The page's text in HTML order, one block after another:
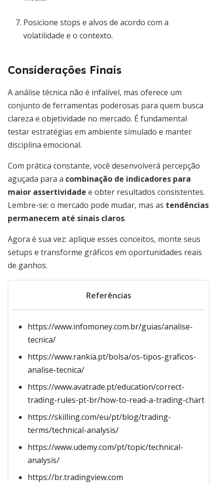
Posicione stops e alvos de acordo com a
volatilidade e o contexto.
Considerações Finais
A análise técnica não é infalível, mas oferece um
conjunto de ferramentas poderosas para quem busca
clareza e objetividade no mercado. É fundamental
testar estratégias em ambiente simulado e manter
disciplina emocional.
Com prática constante, você desenvolverá percepção
aguçada para a combinação de indicadores para
maior assertividade e obter resultados consistentes.
Lembre-se: o mercado pode mudar, mas as tendências
permanecem até sinais claros.
Agora é sua vez: aplique esses conceitos, monte seus
setups e transforme gráficos em oportunidades reais
de ganhos.
Referências
https://www.infomoney.com.br/guias/analise-
tecnica/
https://www.rankia.pt/bolsa/os-tipos-graficos-
analise-tecnica/
https://www.avatrade.pt/education/correct-
trading-rules-pt-br/how-to-read-a-trading-chart
https://skilling.com/eu/pt/blog/trading-
terms/technical-analysis/
https://www.udemy.com/pt/topic/technical-
analysis/
https://br.tradingview.com